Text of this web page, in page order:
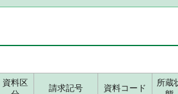
資料区
請求記号 資料コード
所蔵